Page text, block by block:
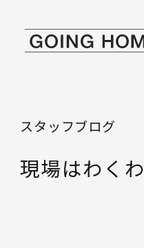
スタッフブログ
現場はわく